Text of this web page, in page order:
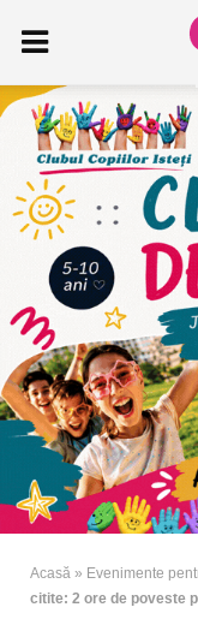
Acasă » Evenimente
citite: 2 ore de poveste